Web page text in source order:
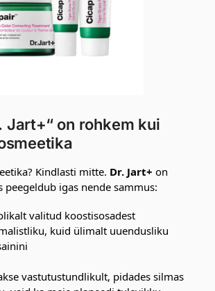
Jart+“ on rohkem kui
Kindlasti mitte. Dr. Jart+ on
peegeldub igas nende sammus:
valitud koostisosadest
kuid ülimalt uuendusliku
vastutustundlikult, pidades silmas